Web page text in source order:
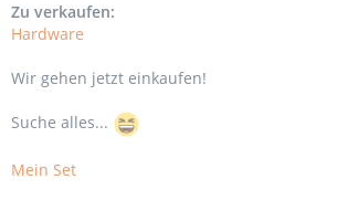
Zu verkaufen:
Hardware
Wir gehen jetzt einkaufen!
Suche alles...
Mein Set